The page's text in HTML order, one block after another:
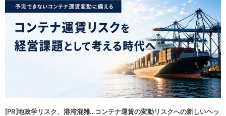
[PR]地政学リスク、港湾混雑…コンテナ運賃の変動リスクへの新しいヘッ